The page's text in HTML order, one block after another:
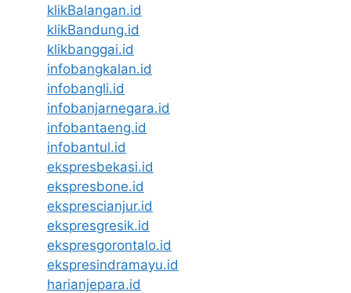
klikBalangan.id
klikBandung.id
klikbanggai.id
infobangkalan.id
infobangli.id
infobanjarnegara.id
infobantaeng.id
infobantul.id
ekspresbekasi.id
ekspresbone.id
eksprescianjur.id
ekspresgresik.id
ekspresgorontalo.id
ekspresindramayu.id
harianjepara.id